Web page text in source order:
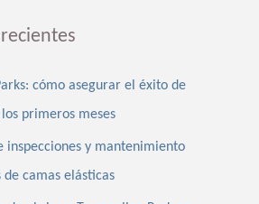
cómo asegurar el éxito de
primeros meses
inspecciones y mantenimiento
de camas elásticas